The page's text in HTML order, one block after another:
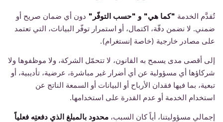
تُقدَّم الخدمة "كما هي" و "حسب التوفّر" دون أي ضمان صريح أو
ضمني. لا نضمن دقّة، اكتمال، أو استمرار توفّر البيانات، التي تعتمد
على مصادر خارجية (خاصة إنستغرام).
إلى أقصى مدى يسمح به القانون، لا تتحمّل الشركة، ولا موظفوها ولا
شركاؤها أي مسؤولية عن أي أضرار غير مباشرة، عرضية، تأديبية، أو
تبعية، بما فيها فقدان الأرباح أو البيانات أو السمعة الناتج عن
استخدام الخدمة أو عدم القدرة على استخدامها.
إجمالي مسؤوليتنا، أياً كان السبب، محدود بالمبلغ الذي دفعتِه فعلياً